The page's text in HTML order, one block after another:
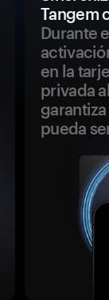
Tangem
Durante
en la
privada
pueda